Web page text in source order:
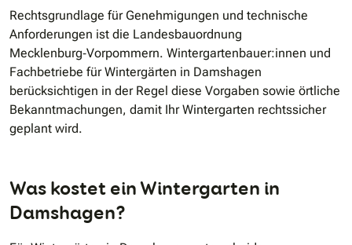
Rechtsgrundlage für Genehmigungen und technische
Anforderungen ist die Landesbauordnung
Mecklenburg‑Vorpommern. Wintergartenbauer:innen und
Fachbetriebe für Wintergärten in Damshagen
berücksichtigen in der Regel diese Vorgaben sowie örtliche
Bekanntmachungen, damit Ihr Wintergarten rechtssicher
geplant wird.
Was kostet ein Wintergarten in
Damshagen?